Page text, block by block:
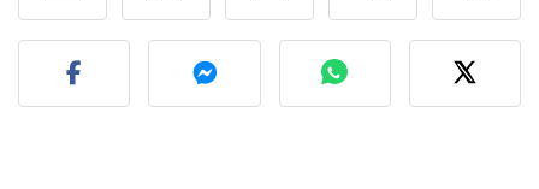
Publier votre photo de